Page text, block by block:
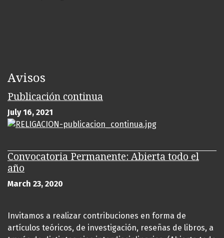
Avisos
Publicación continua
July 16, 2021
Convocatoria Permanente: Abierta todo el
año
March 23, 2020
Invitamos a realizar contribuciones en forma de
artículos teóricos, de investigación, reseñas de libros, a